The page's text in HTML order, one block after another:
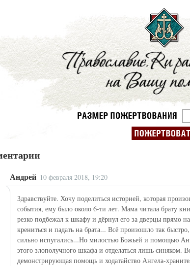
Андрей 10 февраля 2018, 19:20
Здравствуйте. Хочу поделиться историей, которая
события, ему было около 6-ти лет. Мама читала брату
резко подбежал к шкафу и дёрнул его за дверцы прямо
крениться и падать на брата... Всё произошло так
сильно испугались...Но милостью Божьей и помощью
этого злополучного шкафа и отделаться лишь синяком.
демонстрирующая помощь и ходатайство Ангела-